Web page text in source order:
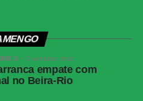
A 2 semanas atrás
empate com
no Beira-Rio